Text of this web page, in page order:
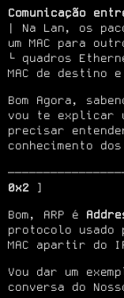
Comunicação
| Na Lan, os
um MAC para
└ quadros
MAC de destino e
Bom Agora,
vou te explicar
precisar
conhecimento
0x2 ]
Bom, ARP é
protocolo usado
MAC apartir do
Vou dar um
conversa do